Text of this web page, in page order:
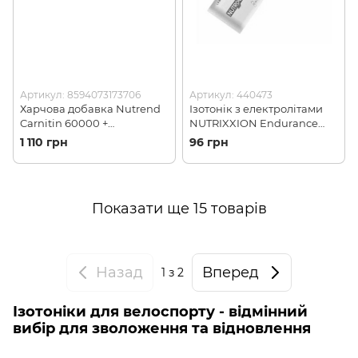
Артикул: 8594073173706
Харчова добавка Nutrend
Carnitin 60000 +
Synephrine 500 ml, Yellow
raspberry (NRD 027768)
1 110 грн
Артикул: 440473
Ізотонік з електролітами
NUTRIXXION Endurance
Lemon, 35 г (440473)
96 грн
Показати ще 15 товарів
Назад 1 з 2 Вперед
Ізотоніки для велоспорту - відмінний
вибір для зволоження та відновлення